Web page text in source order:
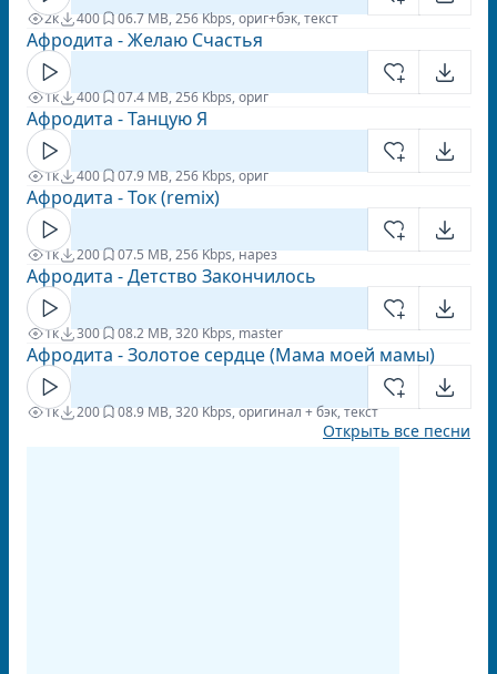
2к 400 06.7 MB, 256 Kbps, ориг+бэк, текст
Афродита - Желаю Счастья
1к 400 07.4 MB, 256 Kbps, ориг
Афродита - Танцую Я
1к 400 07.9 MB, 256 Kbps, ориг
Афродита - Ток (remix)
1к 200 07.5 MB, 256 Kbps, нарез
Афродита - Детство Закончилось
1к 300 08.2 MB, 320 Kbps, master
Афродита - Золотое сердце (Мама моей мамы)
1к 200 08.9 MB, 320 Kbps, оригинал + бэк, текст
Открыть все песни